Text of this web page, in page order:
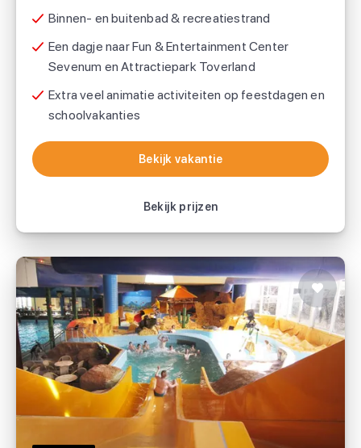
Binnen- en buitenbad & recreatiestrand
Een dagje naar Fun & Entertainment Center
Sevenum en Attractiepark Toverland
Extra veel animatie activiteiten op feestdagen en
schoolvakanties
Bekijk vakantie
Bekijk prijzen
Bekijk vakantie
Camping Gulperberg Panorama
Suncamp holidays